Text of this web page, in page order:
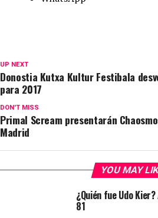
UP NEXT
Donostia Kutxa Kultur Festibala
para 2017
DON'T MISS
Primal Scream presentarán
Madrid
YOU MAY
¿Quién fue Udo
81